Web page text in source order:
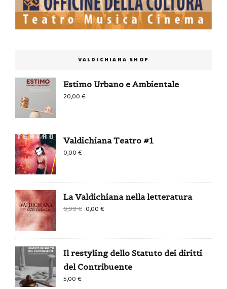
VALDICHIANA SHOP
Estimo Urbano e Ambientale
20,00€
Valdichiana Teatro #1
0,00€
La Valdichiana nella letteratura
0,99€
era:
0,99 €.
0,00€
è:
0,00 €.
Il restyling dello Statuto dei diritti
del Contribuente
5,00€